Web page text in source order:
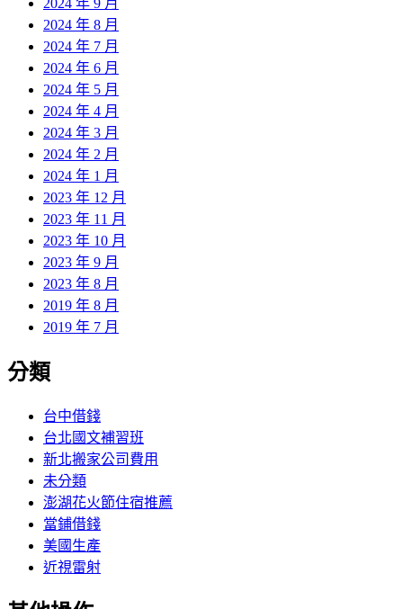
2024 年 9 月
2024 年 8 月
2024 年 7 月
2024 年 6 月
2024 年 5 月
2024 年 4 月
2024 年 3 月
2024 年 2 月
2024 年 1 月
2023 年 12 月
2023 年 11 月
2023 年 10 月
2023 年 9 月
2023 年 8 月
2019 年 8 月
2019 年 7 月
分類
台中借錢
台北國文補習班
新北搬家公司費用
未分類
澎湖花火節住宿推薦
當鋪借錢
美國生產
近視雷射